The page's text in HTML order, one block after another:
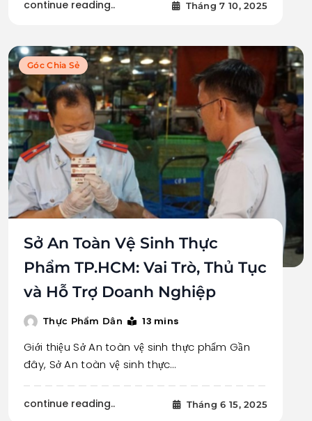
continue reading.. Tháng 7 10, 2025
Góc Chia Sẻ
Sở An Toàn Vệ Sinh Thực
Phẩm TP.HCM: Vai Trò, Thủ Tục
và Hỗ Trợ Doanh Nghiệp
Thực Phẩm Dân 13 mins
Giới thiệu Sở An toàn vệ sinh thực phẩm Gần
đây, Sở An toàn vệ sinh thực…
continue reading.. Tháng 6 15, 2025